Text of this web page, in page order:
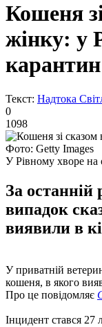
Кошеня
жінку: у
карантин
Текст: Надтока
0
1098
Фото: Getty Images
У Рівному хворе на
За останній
випадок
виявили в
У приватній
кошеня, в якого
Про це повідомляє
Інцидент стався 27